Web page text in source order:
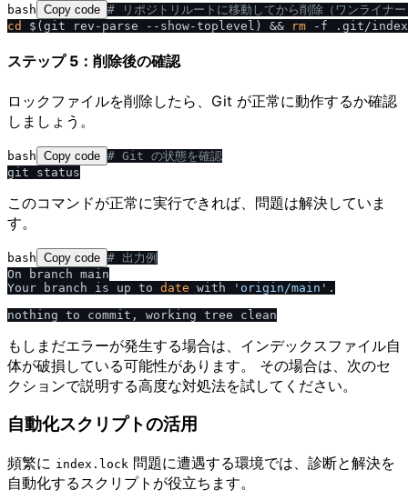
bash Copy code # リポジトリルートに移動してから削除（ワンライナ
cd
$(git rev-parse --show-toplevel) && rm
ステップ 5：削除後の確認
ロックファイルを削除したら、Git が正常に動作するか確認
しましょう。
bash Copy code # Git の状態を確認
このコマンドが正常に実行できれば、問題は解決していま
す。
bash Copy code # 出力例
On branch main
Your branch is up to date with 'origin /main' .
もしまだエラーが発生する場合は、インデックスファイル自
体が破損している可能性があります。 その場合は、次のセ
クションで説明する高度な対処法を試してください。
自動化スクリプトの活用
頻繁に index.lock 問題に遭遇する環境では、診断と解決を
自動化するスクリプトが役立ちます。